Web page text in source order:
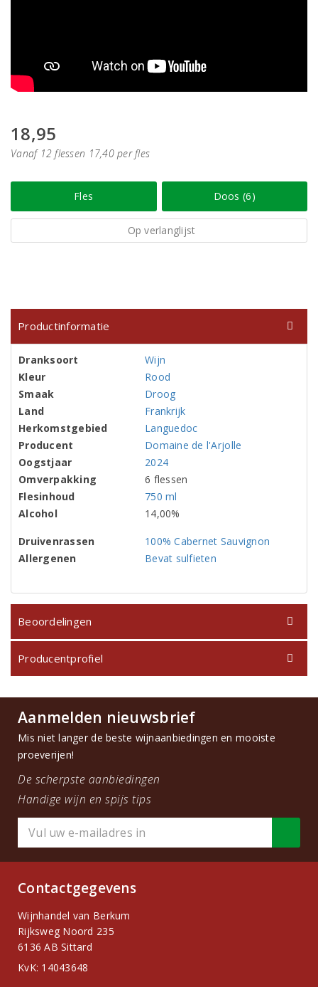
18,95
Vanaf 12 flessen 17,40 per fles
Fles Doos (6)
Op verlanglijst
Productinformatie
Dranksoort
Wijn
Kleur
Rood
Smaak
Droog
Land
Frankrijk
Herkomstgebied
Languedoc
Producent
Domaine de l'Arjolle
Oogstjaar
2024
Omverpakking
6 flessen
Flesinhoud
750 ml
Alcohol
14,00%
Druivenrassen
100% Cabernet Sauvignon
Allergenen
Bevat sulfieten
Beoordelingen
Producentprofiel
Aanmelden nieuwsbrief
Mis niet langer de beste wijnaanbiedingen en mooiste
proeverijen!
De scherpste aanbiedingen
Handige wijn en spijs tips
Contactgegevens
Wijnhandel van Berkum
Rijksweg Noord 235
6136 AB Sittard
KvK: 14043648